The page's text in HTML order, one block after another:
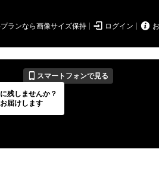
ランなら画像サイズ保持  ログイン 
📱 スマートフォンで見る
---残しませんか？
届けします